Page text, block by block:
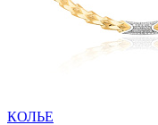
КОЛЬЕ